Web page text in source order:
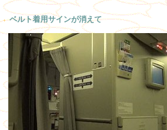
ベルト着用サインが消えて